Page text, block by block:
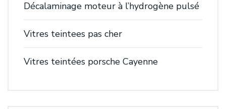
Décalaminage moteur à l’hydrogène pulsé
Vitres teintees pas cher
Vitres teintées porsche Cayenne